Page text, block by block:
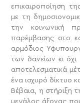
επικαιροποίηση
με τη
την κοινωνική
παρέμβασης στο
αρμόδιος
των δανείων κι
αποτελεσματικά
ένα ισχυρό δίκτυο
Βέβαια, η στήριξη
μεγάλος άξονας